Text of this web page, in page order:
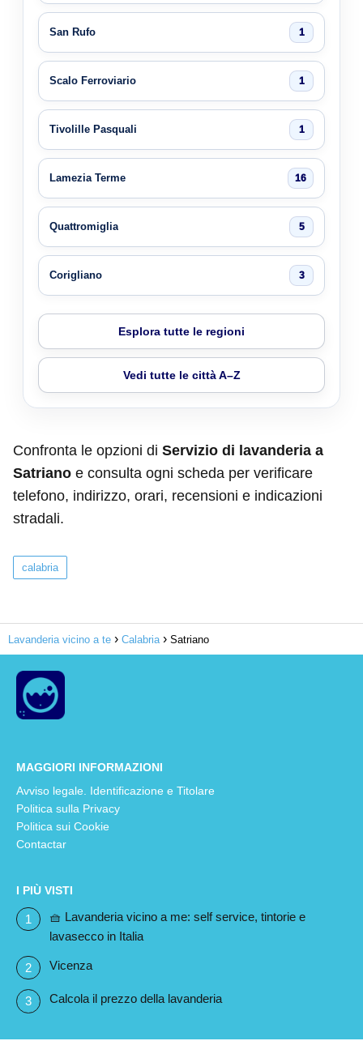
San Rufo 1
Scalo Ferroviario 1
Tivolille Pasquali 1
Lamezia Terme 16
Quattromiglia 5
Corigliano 3
Esplora tutte le regioni
Vedi tutte le città A–Z
Confronta le opzioni di Servizio di lavanderia a
Satriano e consulta ogni scheda per verificare
telefono, indirizzo, orari, recensioni e indicazioni
stradali.
calabria
Lavanderia vicino a te Calabria Satriano
MAGGIORI INFORMAZIONI
Avviso legale. Identificazione e Titolare
Politica sulla Privacy
Politica sui Cookie
Contactar
I PIÙ VISTI
🧺 Lavanderia vicino a me: self service, tintorie e
lavasecco in Italia
Vicenza
Calcola il prezzo della lavanderia